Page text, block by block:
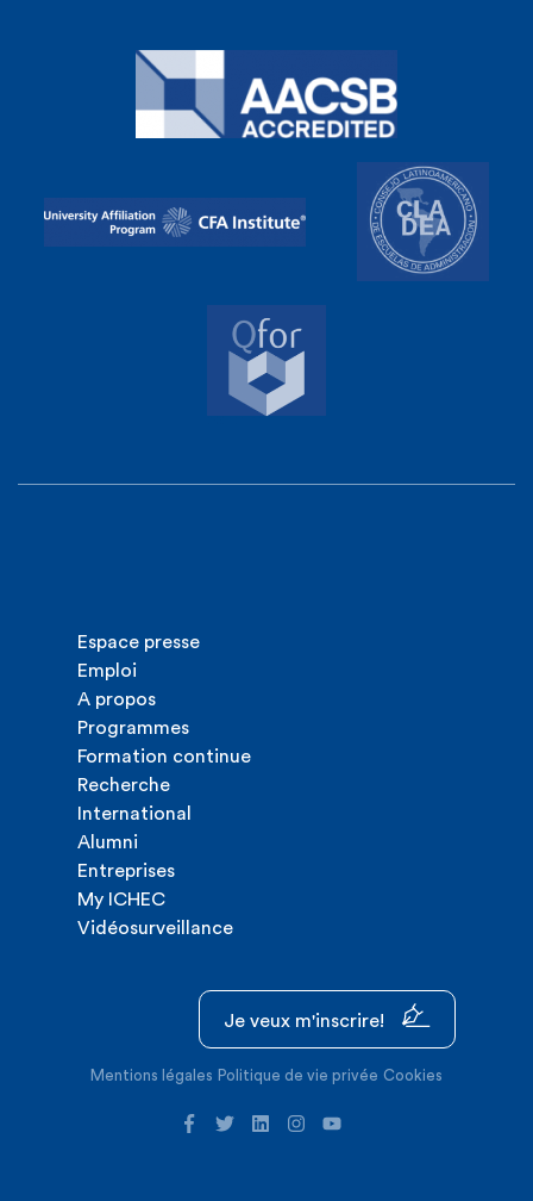
Espace presse
Emploi
A propos
Programmes
Formation continue
Recherche
International
Alumni
Entreprises
My ICHEC
Vidéosurveillance
Je veux m'inscrire!
Mentions légales Politique de vie privée Cookies